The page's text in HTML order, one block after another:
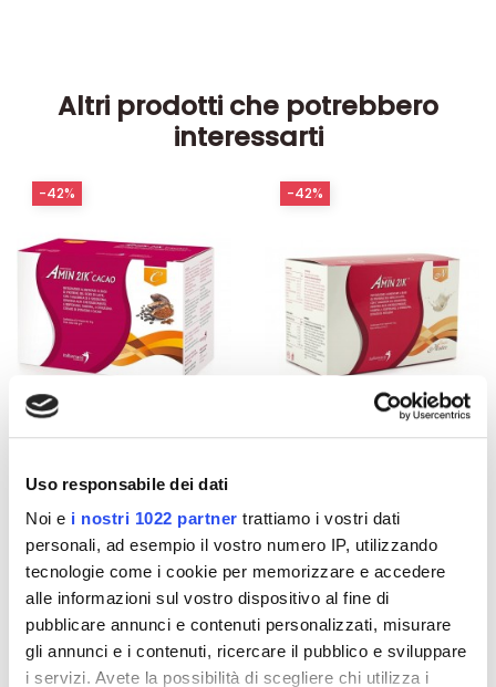
Uso responsabile dei dati
Noi e i nostri 1022 partner trattiamo i vostri dati
personali, ad esempio il vostro numero IP, utilizzando
tecnologie come i cookie per memorizzare e accedere
alle informazioni sul vostro dispositivo al fine di
pubblicare annunci e contenuti personalizzati, misurare
gli annunci e i contenuti, ricercare il pubblico e sviluppare
i servizi. Avete la possibilità di scegliere chi utilizza i
Altri prodotti che potrebbero
interessarti
Integratori per dimagrire
bustine
32,00 €55,18 €
Aggiungi al
carrello
-42%
32,00 €55,18 €
carrello
-42%